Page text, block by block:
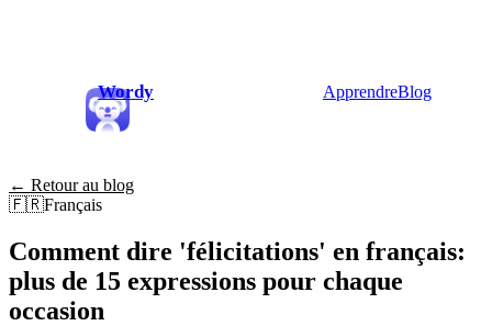
Wordy ApprendreBlog
← Retour au blog
🇫🇷Français
Comment dire 'félicitations' en français:
plus de 15 expressions pour chaque
occasion